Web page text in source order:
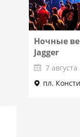
Ночные
Jagger
7 августа
пл.